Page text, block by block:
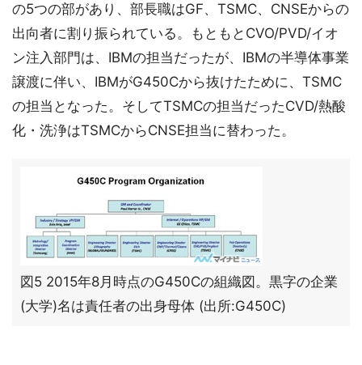
の5つの部があり、部長職はGF、TSMC、CNSEからの
出向者に割り振られている。もともとCVO/PVD/イオ
ン注入部門は、IBMの担当だったが、IBMの半導体事業
譲渡に伴い、IBMがG450Cから抜けたために、TSMC
の担当となった。そしてTSMCの担当だったCVD/熱酸
化・洗浄はTSMCからCNSE担当に替わった。
図5 2015年8月時点のG450Cの組織図。黒字の企業
(大学)名は責任者の出身母体 (出所:G450C)